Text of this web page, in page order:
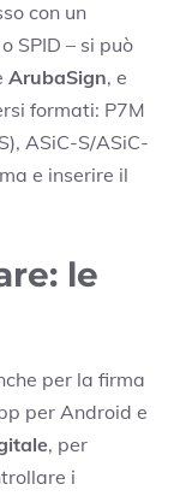
con un
SPID – si può
ArubaSign, e
formati: P7M
ASiC-S/ASiC-
e inserire il
le
per la firma
per Android e
, per
i